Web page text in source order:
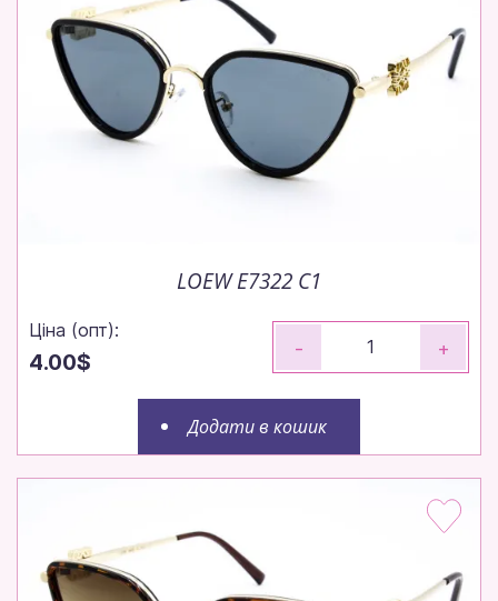
LOEW E7322 C1
Ціна (опт):
4.00$
- +
Додати в кошик